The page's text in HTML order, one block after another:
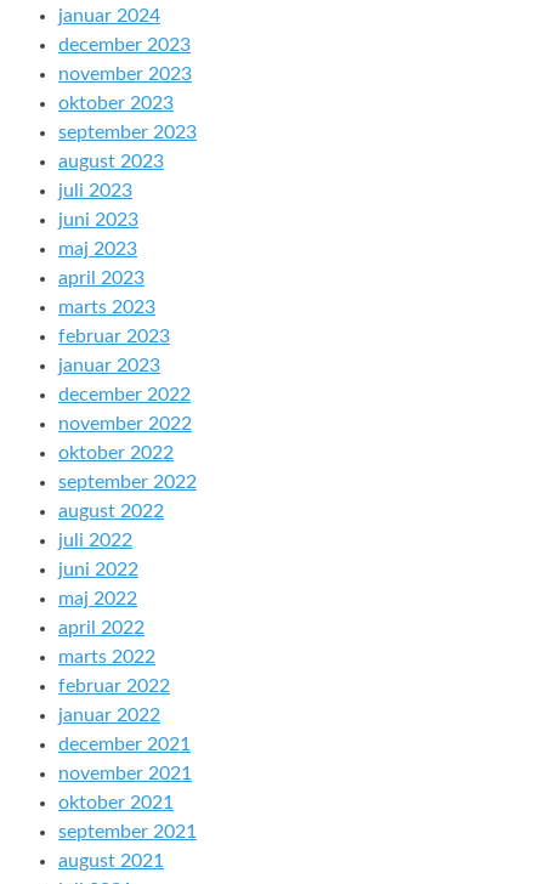
januar 2024
december 2023
november 2023
oktober 2023
september 2023
august 2023
juli 2023
juni 2023
maj 2023
april 2023
marts 2023
februar 2023
januar 2023
december 2022
november 2022
oktober 2022
september 2022
august 2022
juli 2022
juni 2022
maj 2022
april 2022
marts 2022
februar 2022
januar 2022
december 2021
november 2021
oktober 2021
september 2021
august 2021